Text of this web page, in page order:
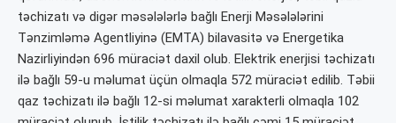
təchizatı və digər məsələlərlə bağlı Enerji Məsələlərini
Tənzimləmə Agentliyinə (EMTA) bilavasitə və Energetika
Nazirliyindən 696 müraciət daxil olub. Elektrik enerjisi təchizatı
ilə bağlı 59-u məlumat üçün olmaqla 572 müraciət edilib. Təbii
qaz təchizatı ilə bağlı 12-si məlumat xarakterli olmaqla 102